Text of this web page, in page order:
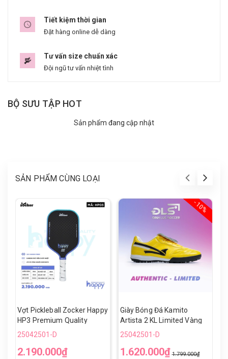
Tiết kiệm thời gian
Đặt hàng online dễ dàng
Tư vấn size chuẩn xác
Đội ngũ tư vấn nhiệt tình
BỘ SƯU TẬP HOT
Sản phẩm đang cập nhật
SẢN PHẨM CÙNG LOẠI
Vợt Pickleball Zocker Happy
HP3 Premium Quality
25042501-D
2.190.000₫
- 10%
Giày Bóng Đá Kamito
Artista 2 KL Limited Vàng
Đen TF
25042501-D
1.620.000₫ 1.799.000₫